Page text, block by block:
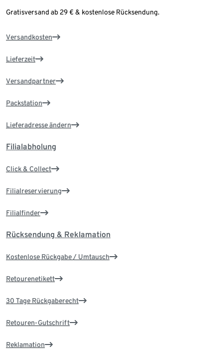
Gratisversand ab 29 € & kostenlose Rücksendung.
Versandkosten
Lieferzeit
Versandpartner
Packstation
Lieferadresse ändern
Filialabholung
Click & Collect
Filialreservierung
Filialfinder
Rücksendung & Reklamation
Kostenlose Rückgabe / Umtausch
Retourenetikett
30 Tage Rückgaberecht
Retouren-Gutschrift
Reklamation